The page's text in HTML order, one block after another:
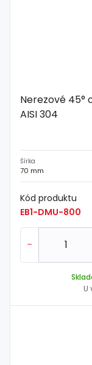
Nerezové 45°
AISI 304
Šírka
70 mm
Kód produktu
EB1-DMU-800
-
U